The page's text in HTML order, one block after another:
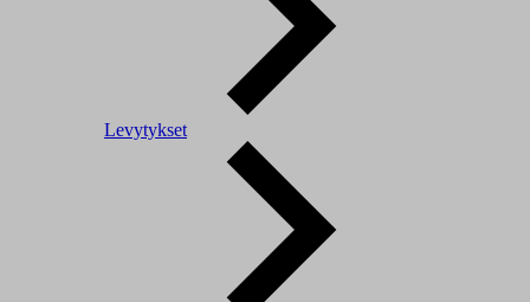
Levytykset